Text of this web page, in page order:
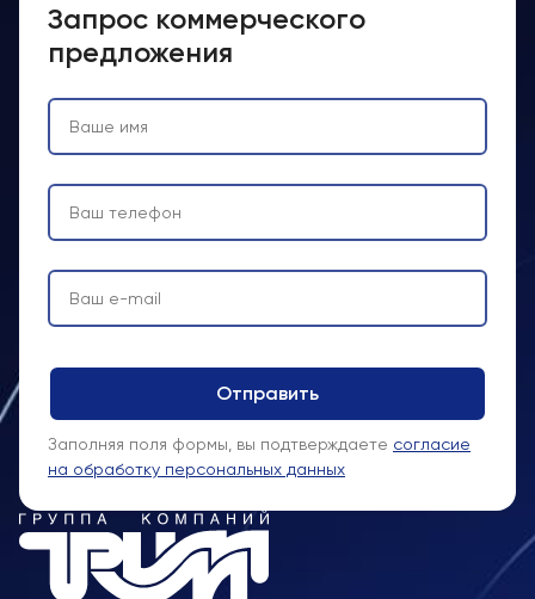
Запрос коммерческого
предложения
Заполняя поля формы, вы подтверждаете согласие
на обработку персональных данных